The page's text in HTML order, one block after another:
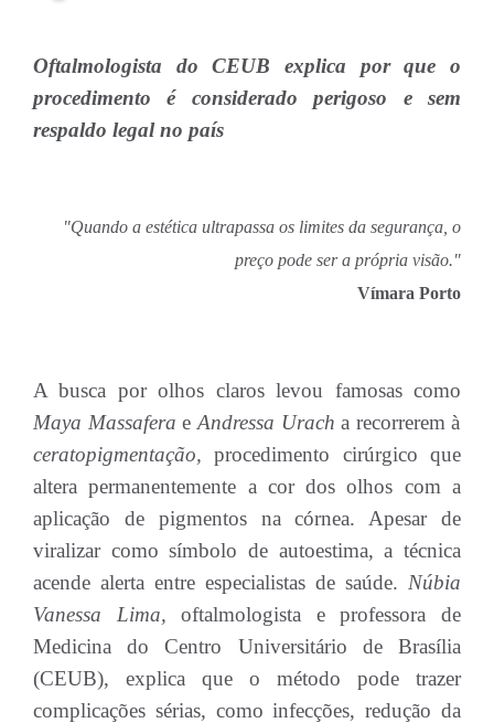
Oftalmologista do CEUB explica por que o
procedimento é considerado perigoso e sem
respaldo legal no país
"Quando a estética ultrapassa os limites da segurança, o
preço pode ser a própria visão."
Vímara Porto
A busca por olhos claros levou famosas como
Maya Massaferae Andressa Uracha recorrerem à
ceratopigmentação, procedimento cirúrgico que
altera permanentemente a cor dos olhos com a
aplicação de pigmentos na córnea. Apesar de
viralizar como símbolo de autoestima, a técnica
acende alerta entre especialistas de saúde. Núbia
Vanessa Lima, oftalmologista e professora de
Medicina do Centro Universitário de Brasília
(CEUB), explica que o método pode trazer
complicações sérias, como infecções, redução da